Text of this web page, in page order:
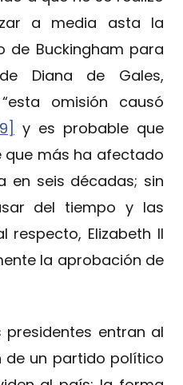
a media asta la
de Buckingham para
Diana de Gales,
omisión causó
y es probable que
que más ha afectado
en seis décadas; sin
del tiempo y las
respecto, Elizabeth II
la aprobación de
presidentes entran al
de un partido político